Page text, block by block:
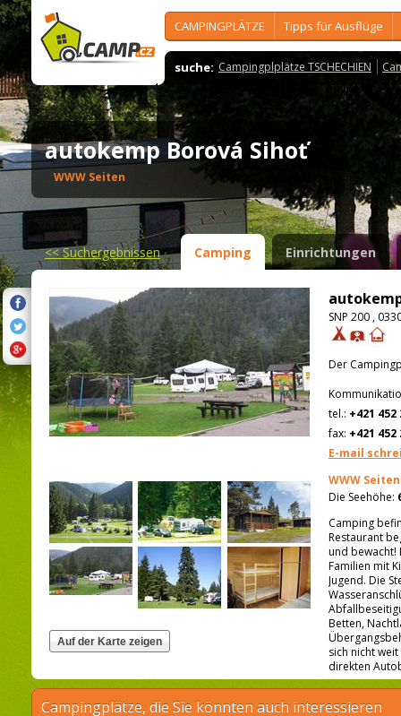
CAMPINGPLÄTZE Tipps für Ausflüge
suche: Campingplplätze TSCHECHIEN
autokemp Borová Sihoť
WWW Seiten
<<Suchergebnissen Camping Einrichtungen
SNP 200 ,
Der
tel.: +421 452
fax: +421 452
E-mail
WWW Seiten
Die Seehöhe:
Camping
Restaurant
und bewacht!
Familien mit
Jugend. Die
Betten,
sich nicht
direkten
Campingplätze, die Sie könnten auch interessieren